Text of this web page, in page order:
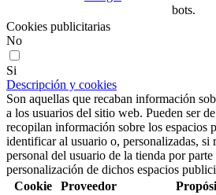
bots.
Cookies publicitarias
No
Si
Descripción y cookies
Son aquellas que recaban información
a los usuarios del sitio web. Pueden ser
recopilan información sobre los espacios
identificar al usuario o, personalizadas, si
personal del usuario de la tienda por
personalización de dichos espacios
Cookie
Proveedor